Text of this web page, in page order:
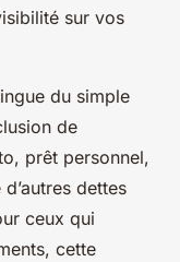
sur vos
du simple
de
prêt personnel,
dettes
ceux qui
cette